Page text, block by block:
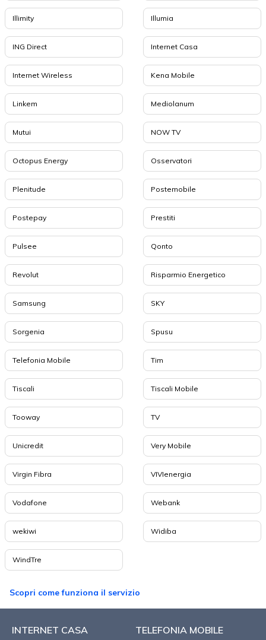
Illimity Illumia
ING Direct Internet Casa
Internet Wireless Kena Mobile
Linkem Mediolanum
Mutui NOW TV
Octopus Energy Osservatori
Plenitude Postemobile
Postepay Prestiti
Pulsee Qonto
Revolut Risparmio Energetico
Samsung SKY
Sorgenia Spusu
Telefonia Mobile Tim
Tiscali Tiscali Mobile
Tooway TV
Unicredit Very Mobile
Virgin Fibra VIVIenergia
Vodafone Webank
wekiwi Widiba
WindTre
Scopri come funziona il servizio
INTERNET CASA TELEFONIA MOBILE